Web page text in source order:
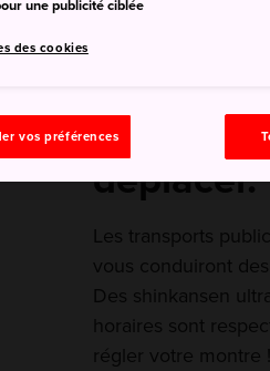
km de
vol
fois sur
déplacer.
Les transports
vous conduiront
Des shinkansen
horaires sont
régler votre
une publicité ciblée
des cookies
vos préférences